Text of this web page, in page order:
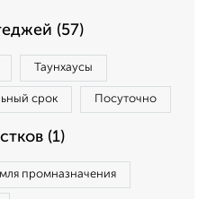
(57)
Таунхаусы
срок Посуточно
(1)
промназначения